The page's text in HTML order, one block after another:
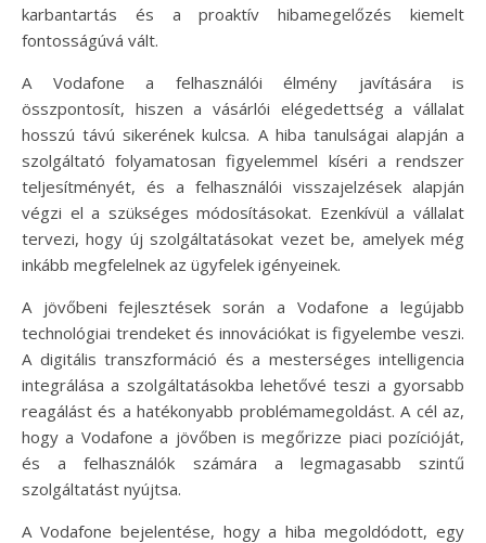
karbantartás és a proaktív hibamegelőzés kiemelt
fontosságúvá vált.
A Vodafone a felhasználói élmény javítására is
összpontosít, hiszen a vásárlói elégedettség a vállalat
hosszú távú sikerének kulcsa. A hiba tanulságai alapján a
szolgáltató folyamatosan figyelemmel kíséri a rendszer
teljesítményét, és a felhasználói visszajelzések alapján
végzi el a szükséges módosításokat. Ezenkívül a vállalat
tervezi, hogy új szolgáltatásokat vezet be, amelyek még
inkább megfelelnek az ügyfelek igényeinek.
A jövőbeni fejlesztések során a Vodafone a legújabb
technológiai trendeket és innovációkat is figyelembe veszi.
A digitális transzformáció és a mesterséges intelligencia
integrálása a szolgáltatásokba lehetővé teszi a gyorsabb
reagálást és a hatékonyabb problémamegoldást. A cél az,
hogy a Vodafone a jövőben is megőrizze piaci pozícióját,
és a felhasználók számára a legmagasabb szintű
szolgáltatást nyújtsa.
A Vodafone bejelentése, hogy a hiba megoldódott, egy